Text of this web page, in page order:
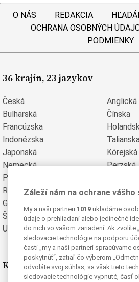
O NÁS REDAKCIA
OCHRANA OSOBNÝCH
PODMIENKY
36 krajín, 23 jazykov
Česká
Anglická
Bulharská
Čínska
Francúzska
Indonézska
Japonská
Kórejská
Nemecká
Perzská
Poľská
Rumunská
Ruská
Grécka
Švédska
Turecká
Ukrajinská
Kde nás nájdete
Záleží nám na ochrane vášho
My a naši partneri 1019 ukladáme
údaje o prehliadaní alebo jedinečné
do nich vo vašom zariadení. Ak zvolíte
sledovacie technológie na podporu
časti „my a naši partneri spracúvame
poskytnúť“, zatiaľ čo výberom
odvoláte svoj súhlas, sa však tieto
sledovacie technológie vypnuté, časť